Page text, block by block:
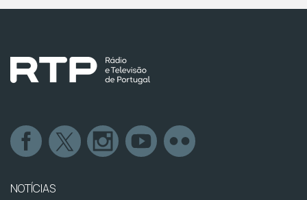
NOTÍCIAS